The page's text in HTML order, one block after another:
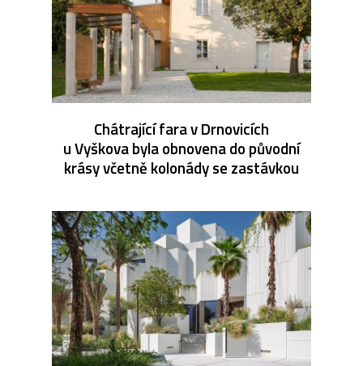
Chátrající fara v Drnovicích
u Vyškova byla obnovena do původní
krásy včetně kolonády se zastávkou